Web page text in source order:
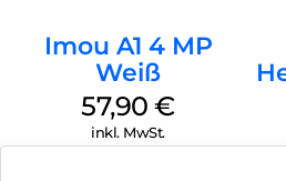
Imou A1 4 MP
Weiß
57,90€
inkl. MwSt.